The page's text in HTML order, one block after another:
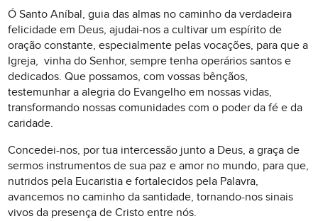
Ó Santo Aníbal, guia das almas no caminho da verdadeira
felicidade em Deus, ajudai-nos a cultivar um espírito de
oração constante, especialmente pelas vocações, para que a
Igreja, vinha do Senhor, sempre tenha operários santos e
dedicados. Que possamos, com vossas bênçãos,
testemunhar a alegria do Evangelho em nossas vidas,
transformando nossas comunidades com o poder da fé e da
caridade.
Concedei-nos, por tua intercessão junto a Deus, a graça de
sermos instrumentos de sua paz e amor no mundo, para que,
nutridos pela Eucaristia e fortalecidos pela Palavra,
avancemos no caminho da santidade, tornando-nos sinais
vivos da presença de Cristo entre nós.